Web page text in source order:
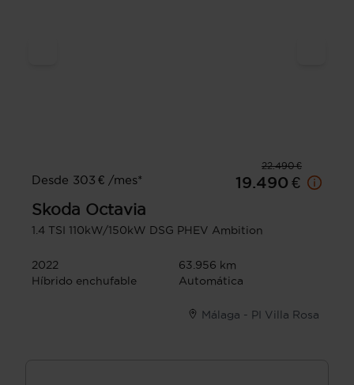
22.490 €
Desde 303 € /mes*
19.490 €
Skoda Octavia
1.4 TSI 110kW/150kW DSG PHEV Ambition
2022
63.956 km
Híbrido enchufable
Automática
Málaga - PI Villa Rosa